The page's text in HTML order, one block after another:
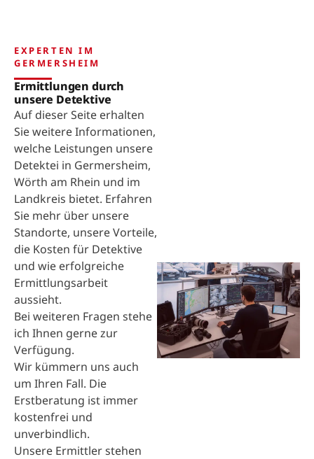
EXPERTEN IM
GERMERSHEIM
Ermittlungen durch
unsere Detektive
Auf dieser Seite erhalten
Sie weitere Informationen,
welche Leistungen unsere
Detektei in Germersheim,
Wörth am Rhein und im
Landkreis bietet. Erfahren
Sie mehr über unsere
Standorte, unsere Vorteile,
die Kosten für Detektive
und wie erfolgreiche
Ermittlungsarbeit
aussieht.
Bei weiteren Fragen stehe
ich Ihnen gerne zur
Verfügung.
Wir kümmern uns auch
um Ihren Fall. Die
Erstberatung ist immer
kostenfrei und
unverbindlich.
Unsere Ermittler stehen